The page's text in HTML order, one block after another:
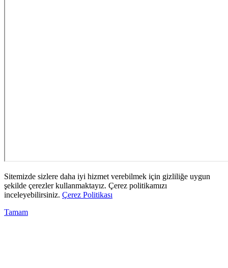
Sitemizde sizlere daha iyi hizmet verebilmek için gizliliğe uygun
şekilde çerezler kullanmaktayız. Çerez politikamızı
inceleyebilirsiniz. Çerez Politikası
Tamam